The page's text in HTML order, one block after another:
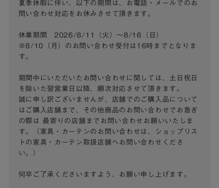
夏季休暇に伴い、以下の期間は、お電話・メールでのお
問い合わせ対応をお休みさせて頂きます。
休業期間 2026/8/11（火）～8/16（日）
※8/10（月）のお問い合わせ受付は16時までとなりま
す。
期間中にいただいたお問い合わせに関しては、土日祝日
を除いた翌営業日以降、順次対応させて頂きます。
誠に申し訳ございませんが、店舗でのご購入品について
はご購入店舗まで、その他商品のお問い合わせでお急ぎ
の際は
最寄りの店舗までお問い合わせお願いいたしま
す。（家具・カーテンのお問い合わせは、ショップリス
トの家具・カーテン取扱店舗へお問い合わせくださ
い。）
何卒ご了承くださいますよう、お願い申し上げます。